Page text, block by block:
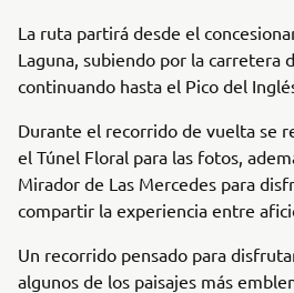
La ruta partirá desde el
Laguna, subiendo por la carretera
continuando hasta el Pico del
Durante el recorrido de vuelta se
el Túnel Floral para las fotos,
Mirador de Las Mercedes para
compartir la experiencia entre
Un recorrido pensado para
algunos de los paisajes más